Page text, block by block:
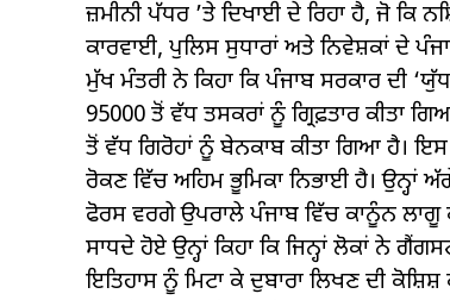
ਜ਼ਮੀਨੀ ਪੱਧਰ ’ਤੇ ਦਿਖਾਈ ਦੇ ਰਿਹਾ ਹੈ, ਜੋ ਕਿ
ਕਾਰਵਾਈ, ਪੁਲਿਸ ਸੁਧਾਰਾਂ ਅਤੇ ਨਿਵੇਸ਼ਕਾਂ ਦੇ
ਮੁੱਖ ਮੰਤਰੀ ਨੇ ਕਿਹਾ ਕਿ ਪੰਜਾਬ ਸਰਕਾਰ ਦੀ
95000 ਤੋਂ ਵੱਧ ਤਸਕਰਾਂ ਨੂੰ ਗ੍ਰਿਫ਼ਤਾਰ ਕੀਤਾ
ਤੋਂ ਵੱਧ ਗਿਰੋਹਾਂ ਨੂੰ ਬੇਨਕਾਬ ਕੀਤਾ ਗਿਆ ਹੈ।
ਰੋਕਣ ਵਿੱਚ ਅਹਿਮ ਭੂਮਿਕਾ ਨਿਭਾਈ ਹੈ।
ਫੋਰਸ ਵਰਗੇ ਉਪਰਾਲੇ ਪੰਜਾਬ ਵਿੱਚ ਕਾਨੂੰਨ ਲਾਗੂ
ਸਾਧਦੇ ਹੋਏ ਉਨ੍ਹਾਂ ਕਿਹਾ ਕਿ ਜਿਨ੍ਹਾਂ ਲੋਕਾਂ ਨੇ
ਇਤਿਹਾਸ ਨੂੰ ਮਿਟਾ ਕੇ ਦੁਬਾਰਾ ਲਿਖਣ ਦੀ